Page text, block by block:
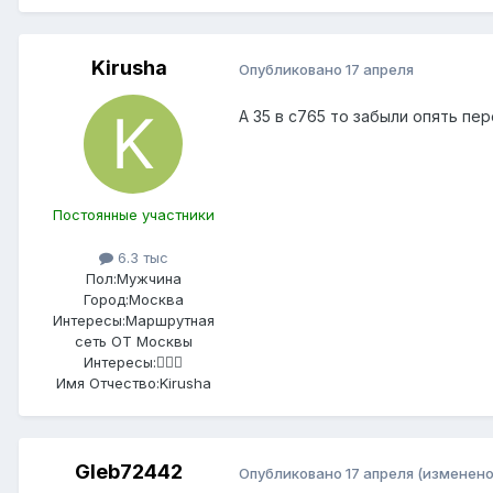
Kirusha
Постоянные участники
6.3 тыс
Пол:Мужчина
Город:Москва
Интересы:Маршрутная
сеть ОТ Москвы
Интересы:🤷🏻‍♂️
Имя Отчество:Kirusha
Опубликовано 17 апреля
А 35 в с765 то забыли опять
Gleb72442 Опубликовано 17 апреля